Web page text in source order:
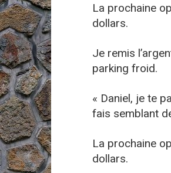
La prochaine
dollars.
Je remis
parking froid.
« Daniel, je te
fais semblant
La prochaine
dollars.